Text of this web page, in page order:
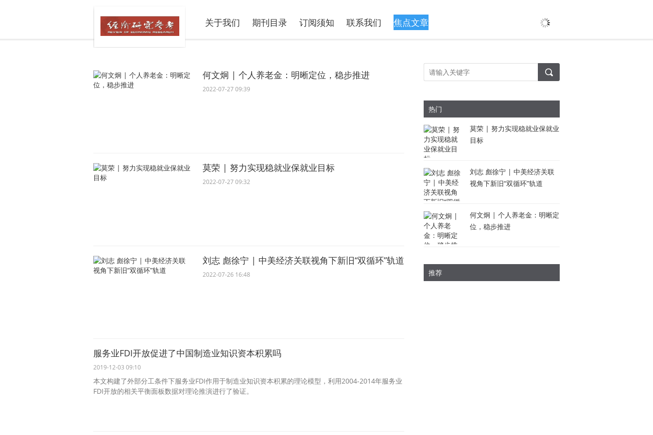
关于我们 期刊目录 订阅须知 联系我们 焦点文章
何文炯 | 个人养老金：明晰定位，稳步推进
2022-07-27 09:39
莫荣 | 努力实现稳就业保就业目标
2022-07-27 09:32
刘志 彪徐宁 | 中美经济关联视角下新旧“双循环”轨道
2022-07-26 16:48
服务业FDI开放促进了中国制造业知识资本积累吗
2019-12-03 09:10
本文构建了外部分工条件下服务业FDI作用于制造业知识资本积累的理论模型，利用2004-2014年服务业
FDI开放的相关平衡面板数据对理论推演进行了验证。
热门
莫荣 | 努力实现稳就业保就业
目标
刘志 彪徐宁 | 中美经济关联
视角下新旧“双循环”轨道
何文炯 | 个人养老金：明晰定
位，稳步推进
推荐